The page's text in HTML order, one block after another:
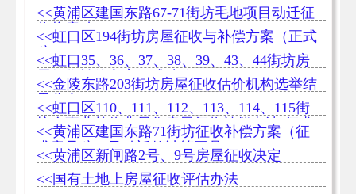
<<黄浦区建国东路67-71街坊毛地项目动迁征
收将启动
<<虹口区194街坊房屋征收与补偿方案（正式
稿）
<<虹口35、36、37、38、39、43、44街坊房
屋征收补偿方案正式稿公示
<<金陵东路203街坊房屋征收估价机构选举结
果公布
<<虹口区110、111、112、113、114、115街
坊企事业单位非居住房屋征收补偿办法(征求
意见稿)
<<黄浦区建国东路71街坊征收补偿方案（征
求意见稿）及动迁款计算工具
<<黄浦区新闸路2号、9号房屋征收决定
<<国有土地上房屋征收评估办法